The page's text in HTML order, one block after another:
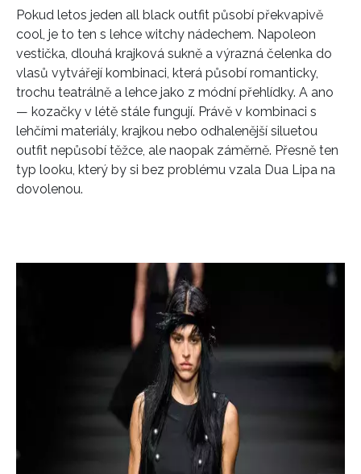
Pokud letos jeden all black outfit působí překvapivě
cool, je to ten s lehce witchy nádechem. Napoleon
vestička, dlouhá krajková sukně a výrazná čelenka do
vlasů vytvářejí kombinaci, která působí romanticky,
trochu teatrálně a lehce jako z módní přehlídky. A ano
— kozačky v létě stále fungují. Právě v kombinaci s
lehčími materiály, krajkou nebo odhalenější siluetou
outfit nepůsobí těžce, ale naopak záměrně. Přesně ten
typ looku, který by si bez problému vzala Dua Lipa na
dovolenou.